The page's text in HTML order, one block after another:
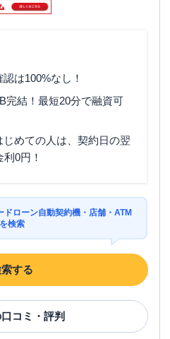
は100%なし！
完結！最短20分で融資可
めての人は、契約日の翌
0円！
ローン自動契約機・店舗・ATM
を検索
する
コミ・評判